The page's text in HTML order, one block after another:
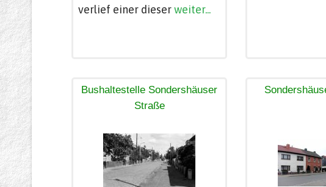
verlief einer dieserweiter...
Bushaltestelle Sondershäuser
Straße